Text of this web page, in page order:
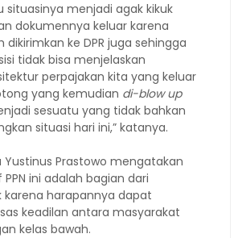
situasinya menjadi agak kikuk
dokumennya keluar karena
ke DPR juga sehingga
tidak bisa menjelaskan
perpajakan kita yang keluar
yang kemudian di-blow up
sesuatu yang tidak bahkan
situasi hari ini,” katanya.
Prastowo mengatakan
ini adalah bagian dari
karena harapannya dapat
keadilan antara masyarakat
kelas bawah.